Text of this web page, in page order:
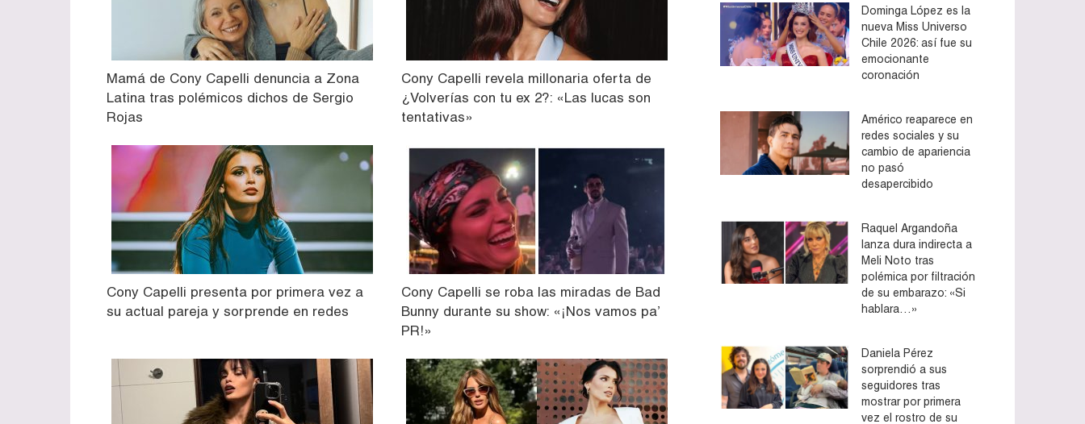
Mamá de Cony Capelli denuncia a Zona
Latina tras polémicos dichos de Sergio
Rojas
Cony Capelli revela millonaria oferta de
¿Volverías con tu ex 2?: «Las lucas son
tentativas»
Cony Capelli presenta por primera vez a
su actual pareja y sorprende en redes
Cony Capelli se roba las miradas de Bad
Bunny durante su show: «¡Nos vamos pa’
PR!»
Dominga López es la
nueva Miss Universo
Chile 2026: así fue su
emocionante
coronación
Américo reaparece en
redes sociales y su
cambio de apariencia
no pasó
desapercibido
Raquel Argandoña
lanza dura indirecta a
Meli Noto tras
polémica por filtración
de su embarazo: «Si
hablara…»
Daniela Pérez
sorprendió a sus
seguidores tras
mostrar por primera
vez el rostro de su